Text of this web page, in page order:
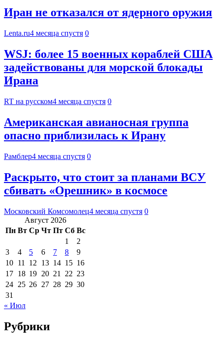
Иран не отказался от ядерного оружия
Lenta.ru4 месяца спустя 0
WSJ: более 15 военных кораблей США
задействованы для морской блокады
Ирана
RT на русском4 месяца спустя 0
Американская авианосная группа
опасно приблизилась к Ирану
Рамблер4 месяца спустя 0
Раскрыто, что стоит за планами ВСУ
сбивать «Орешник» в космосе
Московский Комсомолец4 месяца спустя 0
Август 2026
Пн Вт Ср Чт Пт Сб Вс
1
2
3
4 5 6 7 8
9
10 11 12 13 14 15 16
17 18 19 20 21 22 23
24 25 26 27 28 29 30
31
« Июл
Рубрики